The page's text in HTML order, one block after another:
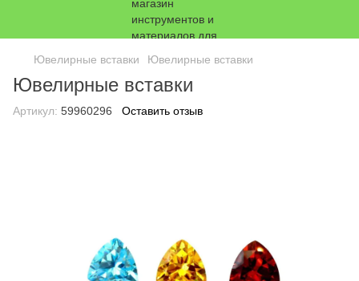
Ювелирные вставки Ювелирные вставки
Ювелирные вставки
Артикул: 59960296 Оставить отзыв